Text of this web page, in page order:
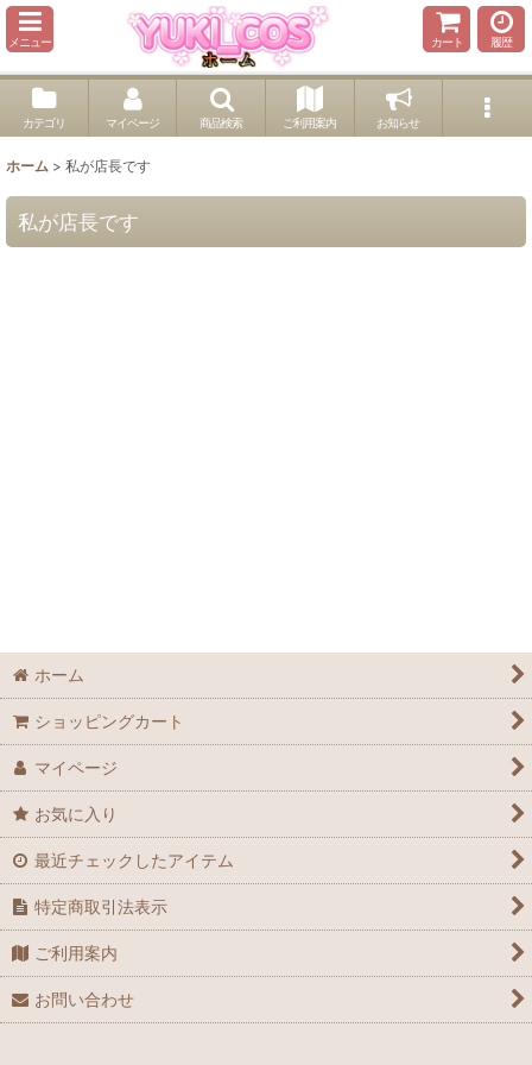
メニュー カート 履歴
カテゴリ マイページ 商品検索 ご利用案内 お知らせ
ホーム > 私が店長です
私が店長です
ホーム
ショッピングカート
マイページ
お気に入り
最近チェックしたアイテム
特定商取引法表示
ご利用案内
お問い合わせ